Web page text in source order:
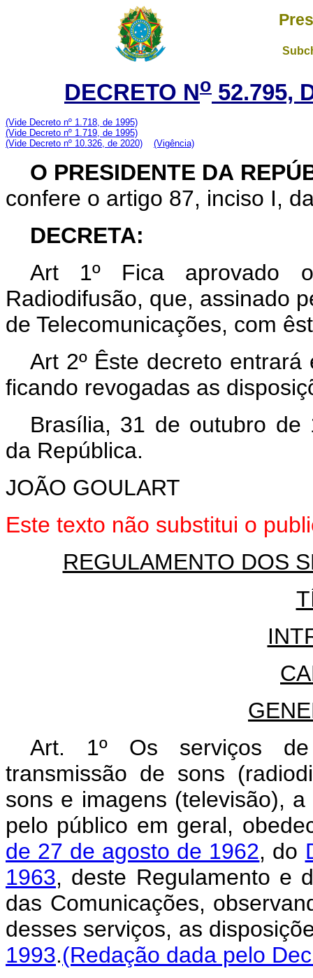
DECRETO No 52.795,
(Vide Decreto nº 1.718, de 1995)
(Vide Decreto nº 1.719, de 1995)
(Vide Decreto nº 10.326, de 2020)
(Vigência)
O PRESIDENTE DA
confere o artigo 87, inciso I,
DECRETA:
Art
1º Fica aprovado
Radiodifusão, que, assinado
de Telecomunicações, com
Art 2º Êste decreto
ficando revogadas as
Brasília, 31 de outubro de
da República.
JOÃO GOULART
Este texto não substitui o
REGULAMENTO DOS
Art. 1º Os serviços de
transmissão de sons
sons e imagens (televisão),
pelo público em geral,
de 27 de agosto de 1962, do
1963, deste Regulamento e
das Comunicações,
desses serviços, as
1993.(Redação dada pelo